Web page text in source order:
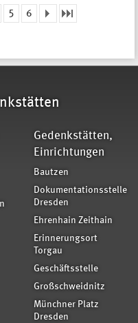
5 6
Gedenkstätten,
Einrichtungen
Bautzen
Dokumentationsstelle
Dresden
Ehrenhain Zeithain
Erinnerungsort
Torgau
Geschäftsstelle
Großschweidnitz
Münchner Platz
Dresden